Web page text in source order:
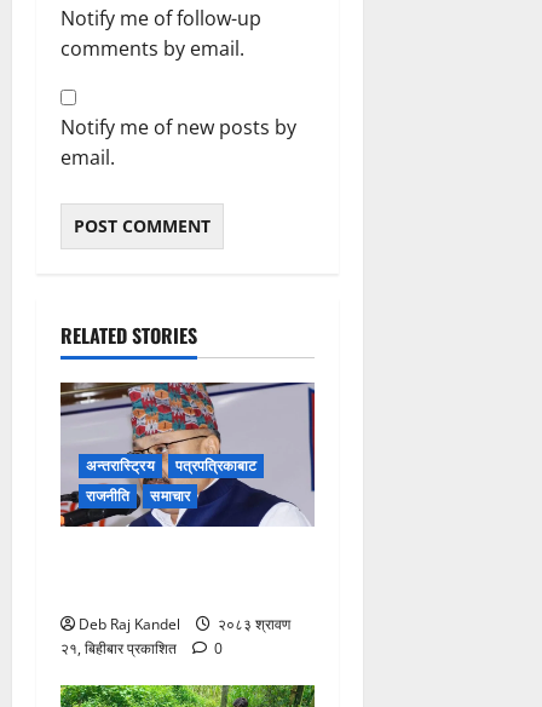
Notify me of follow-up
comments by email.
Notify me of new posts by
email.
RELATED STORIES
अन्तरास्ट्रिय
पत्रपत्रिकाबाट
राजनीति
समाचार
Deb Raj Kandel
२०८३ श्रावण
२१, बिहीबार प्रकाशित
0